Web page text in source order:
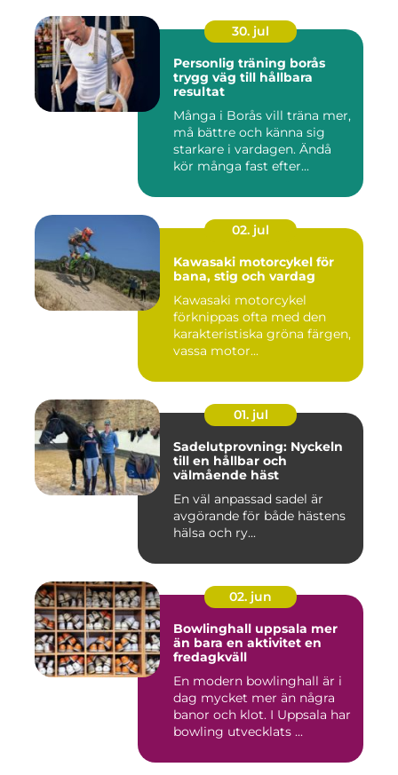
30. jul
Personlig träning borås
trygg väg till hållbara
resultat
Många i Borås vill träna mer,
må bättre och känna sig
starkare i vardagen. Ändå
kör många fast efter...
02. jul
Kawasaki motorcykel för
bana, stig och vardag
Kawasaki motorcykel
förknippas ofta med den
karakteristiska gröna färgen,
vassa motor...
01. jul
Sadelutprovning: Nyckeln
till en hållbar och
välmående häst
En väl anpassad sadel är
avgörande för både hästens
hälsa och ry...
02. jun
Bowlinghall uppsala mer
än bara en aktivitet en
fredagkväll
En modern bowlinghall är i
dag mycket mer än några
banor och klot. I Uppsala har
bowling utvecklats ...